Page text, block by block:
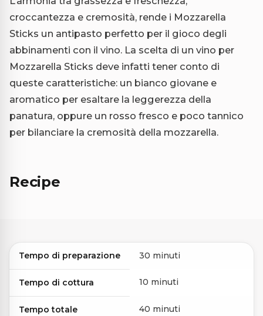
croccantezza e cremosità, rende i Mozzarella
Sticks un antipasto perfetto per il gioco degli
abbinamenti con il vino. La scelta di un vino per
Mozzarella Sticks deve infatti tener conto di
queste caratteristiche: un bianco giovane e
aromatico per esaltare la leggerezza della
panatura, oppure un rosso fresco e poco tannico
per bilanciare la cremosità della mozzarella.
Recipe
Tempo di preparazione 30 minuti
Tempo di cottura 10 minuti
Tempo totale 40 minuti